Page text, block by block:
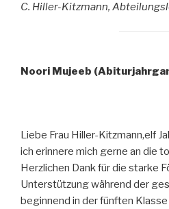
C. Hiller-Kitzmann,
Noori Mujeeb
Liebe Frau Hiller-Kitzmann,elf
ich erinnere mich gerne an die
Herzlichen Dank für die starke
Unterstützung während der
beginnend in der fünften Klasse